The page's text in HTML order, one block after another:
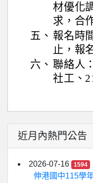
材優化
求，合
五、 報名時
止，報
六、 聯絡人
社工、
近月內熱門公告
2026-07-16 1594
伸港國中115學